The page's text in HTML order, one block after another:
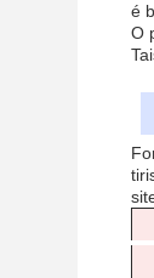
é
O